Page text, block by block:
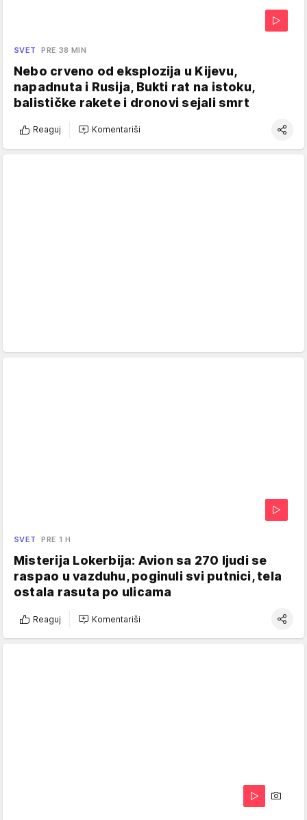
SVET PRE 38 MIN
Nebo crveno od eksplozija u Kijevu,
napadnuta i Rusija, Bukti rat na istoku,
balističke rakete i dronovi sejali smrt
Reaguj Komentariši
SVET PRE 1 H
Misterija Lokerbija: Avion sa 270 ljudi se
raspao u vazduhu, poginuli svi putnici, tela
ostala rasuta po ulicama
Reaguj Komentariši